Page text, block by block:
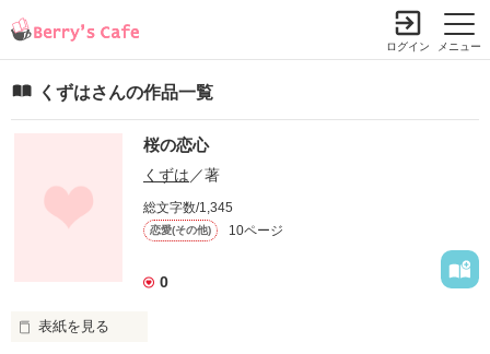
メニュー
ログイン
くずはさんの作品一覧
桜の恋心
くずは ／著
総文字数/1,345
恋愛(その他) 10ページ
0
表紙を見る